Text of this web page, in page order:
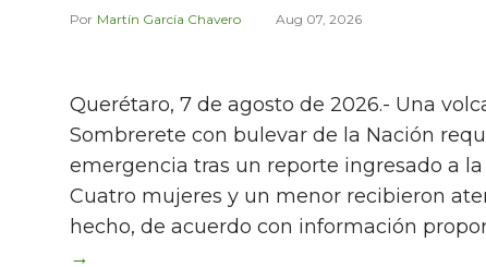
Martín García Chavero Aug 07, 2026
Querétaro, 7 de agosto de 2026.- Una
Sombrerete con bulevar de la Nación
emergencia tras un reporte ingresado a la
Cuatro mujeres y un menor recibieron
hecho, de acuerdo con información